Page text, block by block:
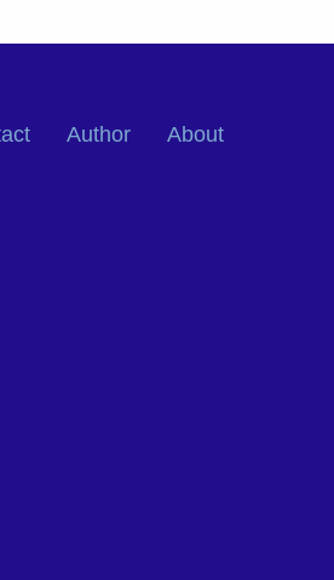
Author About